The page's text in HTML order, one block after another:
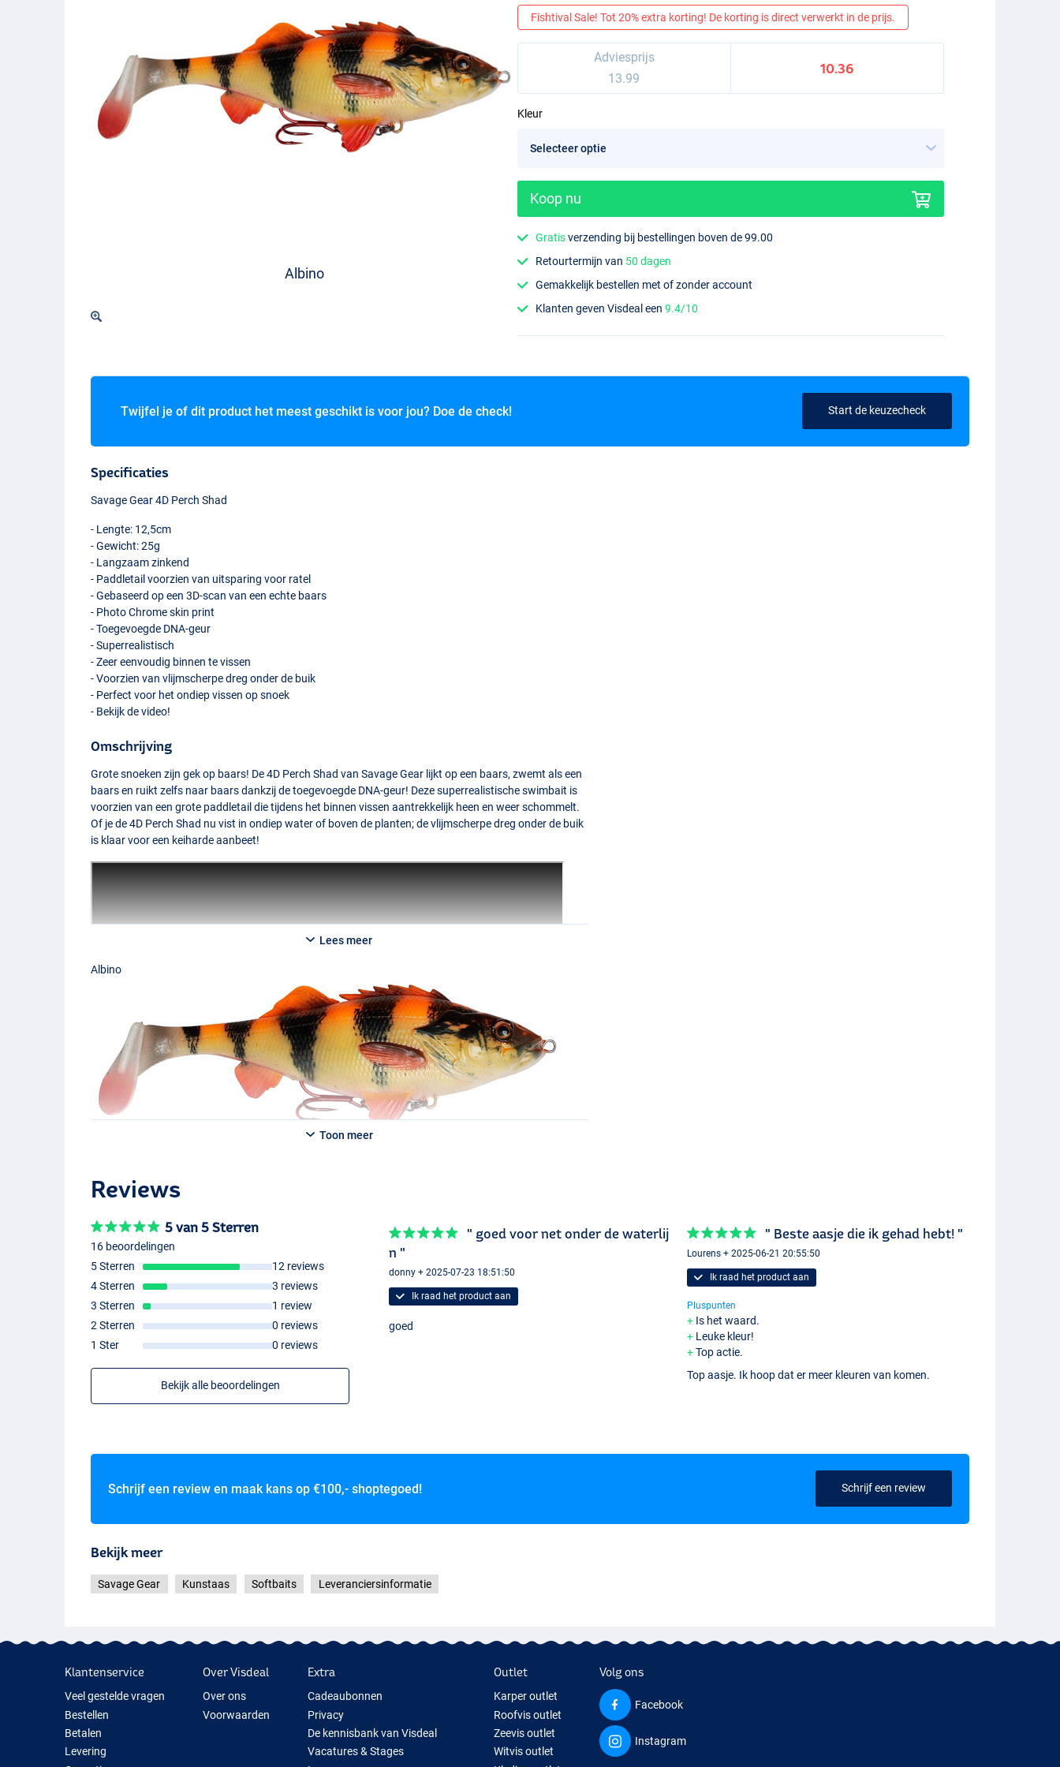
Albino
Perch
Firetiger
Fishtival Sale! Tot 20% extra korting! De korting is direct verwerkt in de prijs.
Adviesprijs
13.99
10.36
Kleur
Koop nu
Gratisverzending bij bestellingen boven de 99.00
Retourtermijn van 50 dagen
Gemakkelijk bestellen met of zonder account
Klanten geven Visdeal een9.4/10
Twijfel je of dit product het meest geschikt is voor jou? Doe de check! Start de keuzecheck
Specificaties
Savage Gear 4D Perch Shad
- Lengte: 12,5cm
- Gewicht: 25g
- Langzaam zinkend
- Paddletail voorzien van uitsparing voor ratel
- Gebaseerd op een 3D-scan van een echte baars
- Photo Chrome skin print
- Toegevoegde DNA-geur
- Superrealistisch
- Zeer eenvoudig binnen te vissen
- Voorzien van vlijmscherpe dreg onder de buik
- Perfect voor het ondiep vissen op snoek
- Bekijk de video!
Omschrijving
Grote snoeken zijn gek op baars! De 4D Perch Shad van Savage Gear lijkt op een baars, zwemt als een
baars en ruikt zelfs naar baars dankzij de toegevoegde DNA-geur! Deze superrealistische swimbait is
voorzien van een grote paddletail die tijdens het binnen vissen aantrekkelijk heen en weer schommelt.
Of je de 4D Perch Shad nu vist in ondiep water of boven de planten; de vlijmscherpe dreg onder de buik
is klaar voor een keiharde aanbeet!
Lees meer
Albino
Perch
Toon meer
Reviews
5 van 5 Sterren
16 beoordelingen
5 Sterren
12 reviews
4 Sterren
3 reviews
3 Sterren
1 review
2 Sterren
0 reviews
1 Ster
0 reviews
Bekijk alle beoordelingen
" goed voor net onder de waterlij
n "
donny + 2025-07-23 18:51:50
Ik raad het product aan
goed
" Beste aasje die ik gehad hebt! "
Lourens + 2025-06-21 20:55:50
Ik raad het product aan
Pluspunten
Is het waard.
Leuke kleur!
Top actie.
Top aasje. Ik hoop dat er meer kleuren van komen.
Schrijf een review en maak kans op €100,- shoptegoed! Schrijf een review
Bekijk meer
Savage Gear Kunstaas Softbaits Leveranciersinformatie
Klantenservice
Veel gestelde vragen
Bestellen
Betalen
Levering
Over Visdeal
Over ons
Voorwaarden
Extra
Cadeaubonnen
Privacy
De kennisbank van Visdeal
Vacatures & Stages
Outlet
Karper outlet
Roofvis outlet
Zeevis outlet
Witvis outlet
Volg ons
Facebook
Instagram